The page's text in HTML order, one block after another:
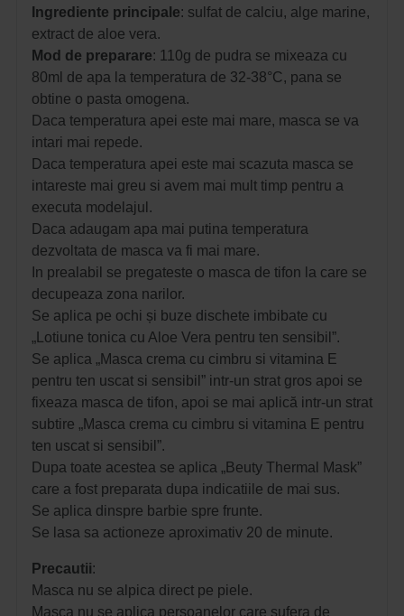
Ingrediente principale: sulfat de calciu, alge marine,
extract de aloe vera.
Mod de preparare: 110g de pudra se mixeaza cu
80ml de apa la temperatura de 32-38°C, pana se
obtine o pasta omogena.
Daca temperatura apei este mai mare, masca se va
intari mai repede.
Daca temperatura apei este mai scazuta masca se
intareste mai greu si avem mai mult timp pentru a
executa modelajul.
Daca adaugam apa mai putina temperatura
dezvoltata de masca va fi mai mare.
In prealabil se pregateste o masca de tifon la care se
decupeaza zona narilor.
Se aplica pe ochi și buze dischete imbibate cu
„Lotiune tonica cu Aloe Vera pentru ten sensibil”.
Se aplica „Masca crema cu cimbru si vitamina E
pentru ten uscat si sensibil” intr-un strat gros apoi se
fixeaza masca de tifon, apoi se mai aplică intr-un strat
subtire „Masca crema cu cimbru si vitamina E pentru
ten uscat si sensibil”.
Dupa toate acestea se aplica „Beuty Thermal Mask”
care a fost preparata dupa indicatiile de mai sus.
Se aplica dinspre barbie spre frunte.
Se lasa sa actioneze aproximativ 20 de minute.
Precautii:
Masca nu se alpica direct pe piele.
Masca nu se aplica persoanelor care sufera de